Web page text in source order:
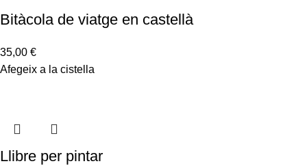
Bitàcola de viatge en castellà
35,00 €
Afegeix a la cistella
Llibre per pintar